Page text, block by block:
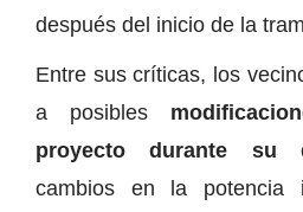
después del inicio de la
Entre sus críticas, los
a posibles
proyecto durante su
cambios en la potencia